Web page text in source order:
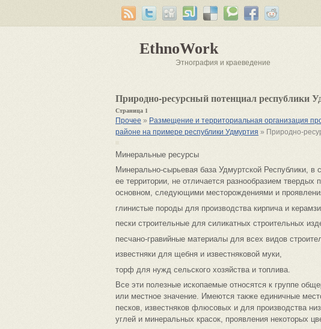
EthnoWork
Этнография и краеведение
Природно-ресурсный потенциал республики
Страница 1
Прочее » Размещение и территориальная организация
районе на примере республики Удмуртия » Природно-
Минеральные ресурсы
Минерально-сырьевая база Удмуртской Республики, в
ее территории, не отличается разнообразием
основном, следующими месторождениями и
глинистые породы для производства кирпича и
пески строительные для силикатных строительных
песчано-гравийные материалы для всех видов
известняки для щебня и известняковой муки,
торф для нужд сельского хозяйства и топлива.
Все эти полезные ископаемые относятся к группе
или местное значение. Имеются также единичные
песков, известняков флюсовых и для производства
углей и минеральных красок, проявления некоторых